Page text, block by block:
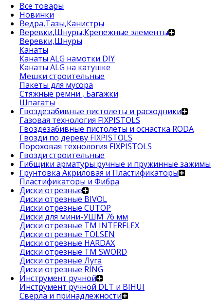
Все товары
Новинки
Ведра,Тазы,Канистры
Веревки,Шнуры,Крепежные элементы
Веревки,Шнуры
Канаты
Канаты ALG намотки DIY
Канаты ALG на катушке
Мешки строительные
Пакеты для мусора
Стяжные ремни , Багажки
Шпагаты
Гвоздезабивные пистолеты и расходники
Газовая технология FIXPISTOLS
Гвоздезабивные пистолеты и оснастка RODA
Гвозди по дереву FIXPISTOLS
Пороховая технология FIXPISTOLS
Гвозди строительные
Гибщики арматуры ручные и пружинные зажимы
Грунтовка Акриловая и Пластификаторы
Пластификаторы и Фибра
Диски отрезные
Диски отрезные BIVOL
Диски отрезные CUTOP
Диски для мини-УШМ 76 мм
Диски отрезные ТМ INTERFLEX
Диски отрезные TOLSEN
Диски отрезные HARDAX
Диски отрезные ТМ SWORD
Диски отрезные Луга
Диски отрезные RING
Инструмент ручной
Инструмент ручной DLT и BIHUI
Сверла и принадлежности